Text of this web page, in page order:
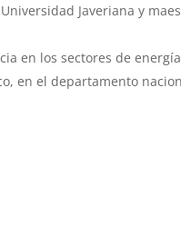
Javeriana y
en los sectores de
en el departamento